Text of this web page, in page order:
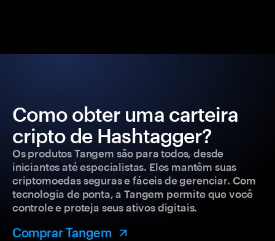
Como obter uma carteira
cripto de Hashtagger?
Os produtos Tangem são para todos, desde
iniciantes até especialistas. Eles mantêm suas
criptomoedas seguras e fáceis de gerenciar. Com
tecnologia de ponta, a Tangem permite que você
controle e proteja seus ativos digitais.
Comprar Tangem